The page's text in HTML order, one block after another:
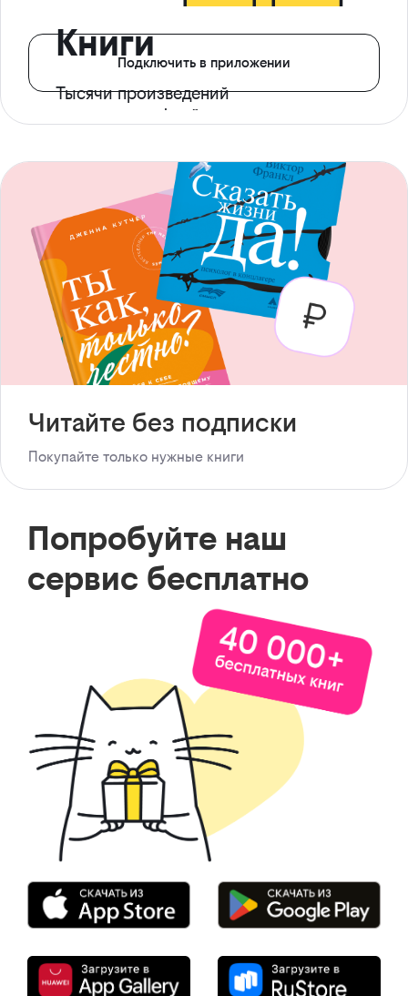
Книги
Тысячи произведений
с доступом офлайн
Подключить в приложении
Читайте без подписки
Покупайте только нужные книги
Попробуйте наш
сервис бесплатно